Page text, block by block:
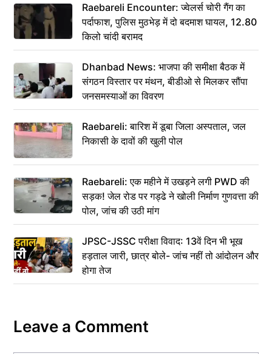
Raebareli Encounter: ज्वेलर्स चोरी गैंग का
पर्दाफाश, पुलिस मुठभेड़ में दो बदमाश घायल, 12.80
किलो चांदी बरामद
Dhanbad News: भाजपा की समीक्षा बैठक में
संगठन विस्तार पर मंथन, बीडीओ से मिलकर सौंपा
जनसमस्याओं का विवरण
Raebareli: बारिश में डूबा जिला अस्पताल, जल
निकासी के दावों की खुली पोल
Raebareli: एक महीने में उखड़ने लगी PWD की
सड़क! जेल रोड पर गड्ढे ने खोली निर्माण गुणवत्ता की
पोल, जांच की उठी मांग
JPSC-JSSC परीक्षा विवाद: 13वें दिन भी भूख
हड़ताल जारी, छात्र बोले- जांच नहीं तो आंदोलन और
होगा तेज
Leave a Comment